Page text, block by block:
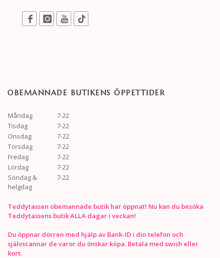
OBEMANNADE BUTIKENS ÖPPETTIDER
Måndag
7-22
Tisdag
7-22
Onsdag
7-22
Torsdag
7-22
Fredag
7-22
Lördag
7-22
Söndag &
helgdag
7-22
Teddytassen obemannade butik har öppnat! Nu kan du besöka
Teddytassens butik ALLA dagar i veckan!
Du öppnar dörren med hjälp av Bank-ID i din telefon och
självscannar de varor du önskar köpa. Betala med swish eller
kort.